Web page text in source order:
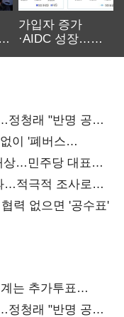
가입자 증가
·AIDC 성장…
정청래 "반명 공세
이 '폐버스
상…민주당 대표로
…적극적 조사로
력 없으면 '공수표'
는 추가투표
정청래 "반명 공세